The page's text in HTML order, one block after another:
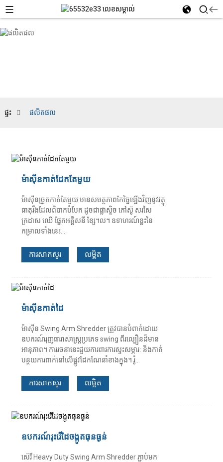
ផ្ទះ ផលិតផល
ម៉ាស៊ីនកាត់ដែកតែមួយ
ម៉ាស៊ីនច្រូតកាត់តែមួយ មានសមត្ថភាពកែច្នៃឡើងវិញនូវវត្ថុ
ធាតុរឹងដែលពិបាកបំបែក ដូចជាផ្លាស្ទិច កៅស៊ូ សរសៃ
ក្រដាស ឈើ ផ្នែកអគ្គិសនី ខ្សែ។ល។ ឧទាហរណ៍ខ្លះនៃ
កម្រាលទាំងនេះ...
ការសាកសួរ លម្អិត
ម៉ាស៊ីនកាត់ដៃ
ម៉ាស៊ីន Swing Arm Shredder ត្រូវបានបំពាក់ដោយ
ឧបករណ៍រុញធារាសាស្ត្រប្រភេទ swing ពីរល្បឿនដ៏មាន
អានុភាព។ ការរចនានេះជួយការពារការស្ទះសម្ភារៈ និងកាត់
បន្ថយការពាក់នៅលើផ្លូវដែកណែនាំខាងក្នុង។ រ៉ូ...
ការសាកសួរ លម្អិត
ឧបករណ៍រុះរើដៃចង្កូតធុនធ្ងន់
ស៊េរី Heavy Duty Swing Arm Shredder ភ្ជាប់មក